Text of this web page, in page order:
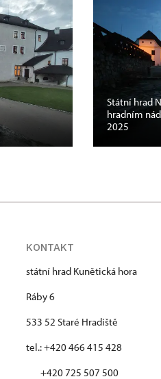
Státní hrad
hradním
2025
KONTAKT
státní hrad Kunětická hora
Ráby 6
533 52 Staré Hradiště
tel.: +420 466 415 428
+420 725 507 500